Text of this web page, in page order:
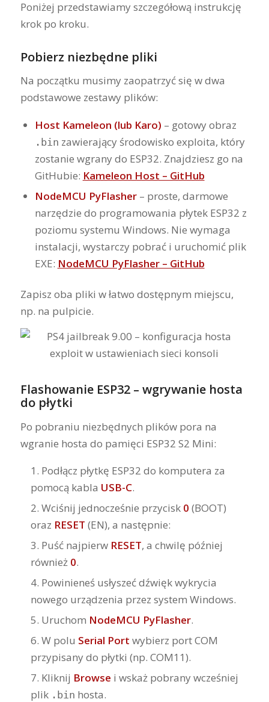
Poniżej przedstawiamy szczegółową instrukcję
krok po kroku.
Pobierz niezbędne pliki
Na początku musimy zaopatrzyć się w dwa
podstawowe zestawy plików:
Host Kameleon (lub Karo) – gotowy obraz
.bin zawierający środowisko exploita, który
zostanie wgrany do ESP32. Znajdziesz go na
GitHubie: Kameleon Host – GitHub
NodeMCU PyFlasher– proste, darmowe
narzędzie do programowania płytek ESP32 z
poziomu systemu Windows. Nie wymaga
instalacji, wystarczy pobrać i uruchomić plik
EXE: NodeMCU PyFlasher – GitHub
Zapisz oba pliki w łatwo dostępnym miejscu,
np. na pulpicie.
Flashowanie ESP32 – wgrywanie hosta
do płytki
Po pobraniu niezbędnych plików pora na
wgranie hosta do pamięci ESP32 S2 Mini:
Podłącz płytkę ESP32 do komputera za
pomocą kabla USB-C.
Wciśnij jednocześnie przycisk 0 (BOOT)
oraz RESET (EN), a następnie:
Puść najpierw RESET, a chwilę później
również 0.
Powinieneś usłyszeć dźwięk wykrycia
nowego urządzenia przez system Windows.
Uruchom NodeMCU PyFlasher.
W polu Serial Port wybierz port COM
przypisany do płytki (np. COM11).
Kliknij Browse i wskaż pobrany wcześniej
plik .bin hosta.